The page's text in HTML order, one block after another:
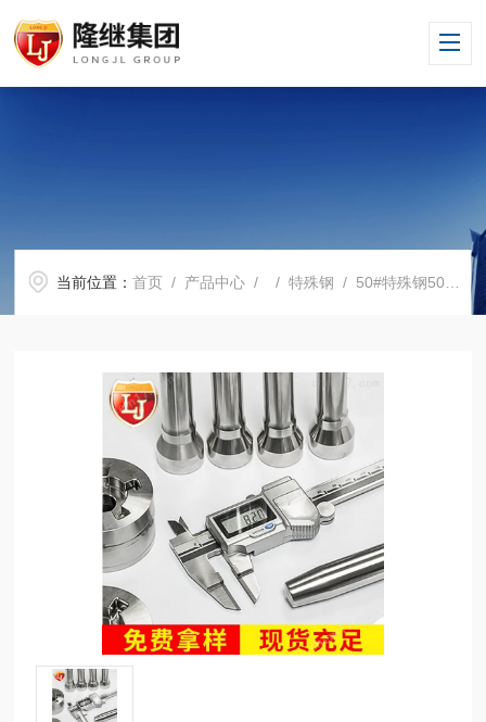
当前位置：首页 / 产品中心 / /特殊钢 / 50#特殊钢50#材料新入库